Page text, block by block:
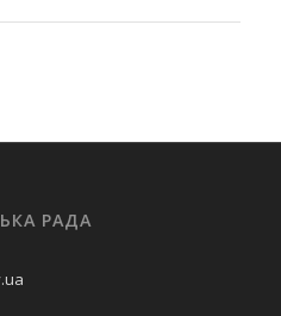
РАДА